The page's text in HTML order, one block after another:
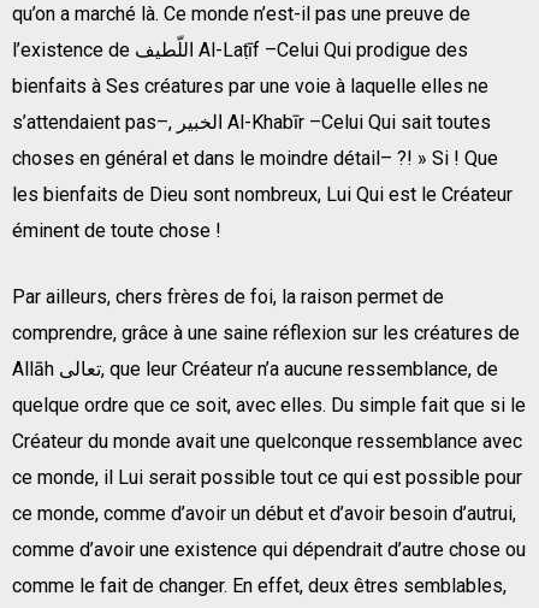
qu’on a marché là. Ce monde n’est-il pas une preuve de
l’existence de اللّطيف Al-Laṭīf –Celui Qui prodigue des
bienfaits à Ses créatures par une voie à laquelle elles ne
s’attendaient pas–, الخبير Al-Khabīr –Celui Qui sait toutes
choses en général et dans le moindre détail– ?! » Si ! Que
les bienfaits de Dieu sont nombreux, Lui Qui est le Créateur
éminent de toute chose !
Par ailleurs, chers frères de foi, la raison permet de
comprendre, grâce à une saine réflexion sur les créatures de
Allāh تعالى, que leur Créateur n’a aucune ressemblance, de
quelque ordre que ce soit, avec elles. Du simple fait que si le
Créateur du monde avait une quelconque ressemblance avec
ce monde, il Lui serait possible tout ce qui est possible pour
ce monde, comme d’avoir un début et d’avoir besoin d’autrui,
comme d’avoir une existence qui dépendrait d’autre chose ou
comme le fait de changer. En effet, deux êtres semblables,